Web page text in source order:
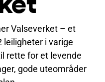
Valseverket – et
leiligheter i varige
rette for et levende
gode uteområder